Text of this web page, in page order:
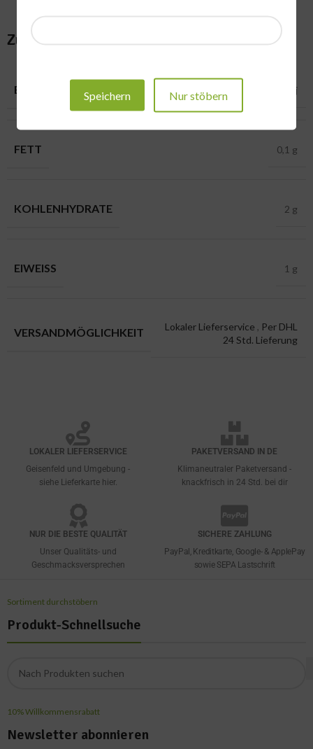
Zusätzliche Informationen
BRENNWERT 21 kcal – 88 kj
FETT 0,1 g
KOHLENHYDRATE 2 g
EIWEISS 1 g
VERSANDMÖGLICHKEIT Lokaler Lieferservice , Per DHL
24 Std. Lieferung
LOKALER LIEFERSERVICE
Geisenfeld und Umgebung -
siehe Lieferkarte hier.
PAKETVERSAND IN DE
Klimaneutraler Paketversand -
knackfrisch in 24 Std. bei dir
NUR DIE BESTE QUALITÄT
Unser Qualitäts- und
Geschmacksversprechen
SICHERE ZAHLUNG
PayPal, Kreditkarte, Google- & ApplePay
sowie SEPA Lastschrift
Sortiment durchstöbern
Produkt-Schnellsuche
10% Willkommensrabatt
Newsletter abonnieren
Speichern Nur stöbern